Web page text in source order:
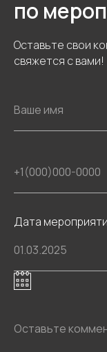
по
Оставьте свои
свяжется с вами!
Дата